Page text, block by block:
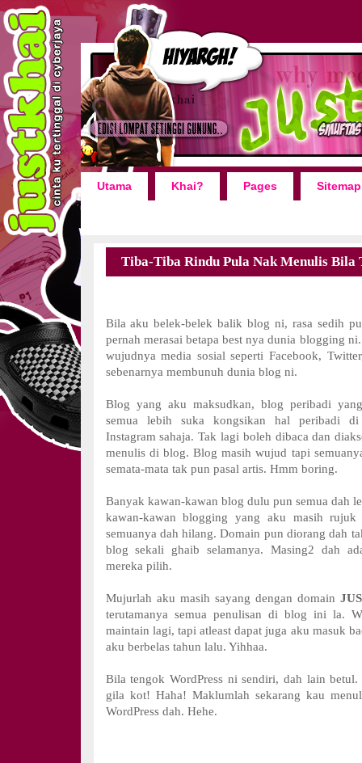
Utama Khai? Pages Sitemap
Tiba-Tiba Rindu Pula Nak Menulis Bila
Bila aku belek-belek balik blog ni, rasa sedih
pernah merasai betapa best nya dunia blogging
wujudnya media sosial seperti Facebook,
sebenarnya membunuh dunia blog ni.
Blog yang aku maksudkan, blog peribadi
semua lebih suka kongsikan hal peribadi di
Instagram sahaja. Tak lagi boleh dibaca dan
menulis di blog. Blog masih wujud tapi
semata-mata tak pun pasal artis. Hmm boring.
Banyak kawan-kawan blog dulu pun semua dah
kawan-kawan blogging yang aku masih
semuanya dah hilang. Domain pun diorang dah
blog sekali ghaib selamanya. Masing2 dah
mereka pilih.
Mujurlah aku masih sayang dengan domain
terutamanya semua penulisan di blog ini la.
maintain lagi, tapi atleast dapat juga aku masuk
aku berbelas tahun lalu. Yihhaa.
Bila tengok WordPress ni sendiri, dah lain betul.
gila kot! Haha! Maklumlah sekarang kau
WordPress dah. Hehe.